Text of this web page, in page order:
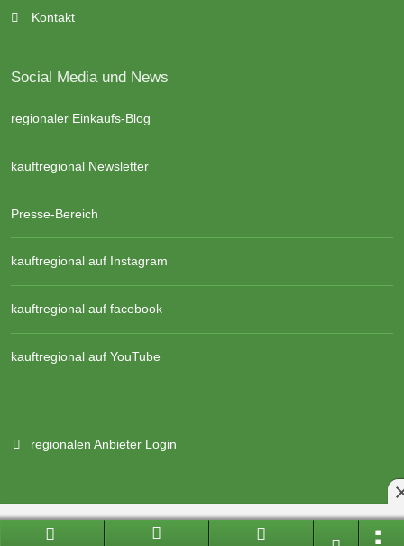
Kontakt
Social Media und News
regionaler Einkaufs-Blog
kauftregional Newsletter
Presse-Bereich
kauftregional auf Instagram
kauftregional auf facebook
kauftregional auf YouTube
regionalen Anbieter Login
Branchenportal Software made in Germany